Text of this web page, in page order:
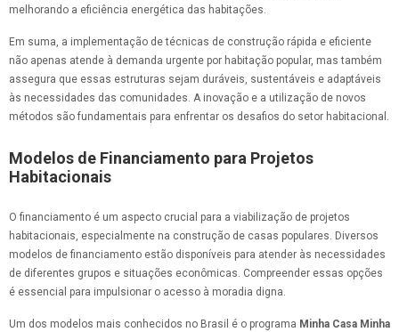
melhorando a eficiência energética das habitações.
Em suma, a implementação de técnicas de construção rápida e eficiente
não apenas atende à demanda urgente por habitação popular, mas também
assegura que essas estruturas sejam duráveis, sustentáveis e adaptáveis
às necessidades das comunidades. A inovação e a utilização de novos
métodos são fundamentais para enfrentar os desafios do setor habitacional.
Modelos de Financiamento para Projetos
Habitacionais
O financiamento é um aspecto crucial para a viabilização de projetos
habitacionais, especialmente na construção de casas populares. Diversos
modelos de financiamento estão disponíveis para atender às necessidades
de diferentes grupos e situações econômicas. Compreender essas opções
é essencial para impulsionar o acesso à moradia digna.
Um dos modelos mais conhecidos no Brasil é o programa Minha Casa Minha